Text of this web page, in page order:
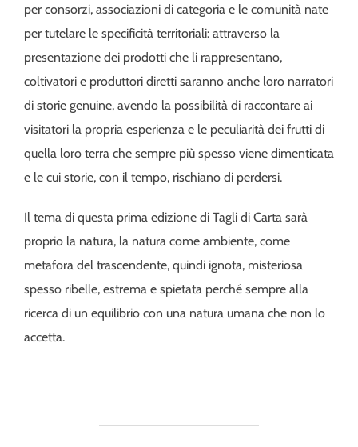
per consorzi, associazioni di categoria e le comunità nate
per tutelare le specificità territoriali: attraverso la
presentazione dei prodotti che li rappresentano,
coltivatori e produttori diretti saranno anche loro narratori
di storie genuine, avendo la possibilità di raccontare ai
visitatori la propria esperienza e le peculiarità dei frutti di
quella loro terra che sempre più spesso viene dimenticata
e le cui storie, con il tempo, rischiano di perdersi.
Il tema di questa prima edizione di Tagli di Carta sarà
proprio la natura, la natura come ambiente, come
metafora del trascendente, quindi ignota, misteriosa
spesso ribelle, estrema e spietata perché sempre alla
ricerca di un equilibrio con una natura umana che non lo
accetta.